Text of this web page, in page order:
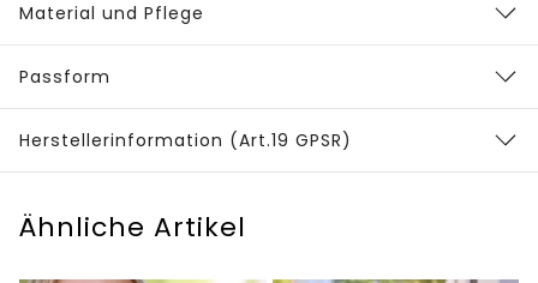
Material und Pflege
Passform
Herstellerinformation (Art.19 GPSR)
Ähnliche Artikel